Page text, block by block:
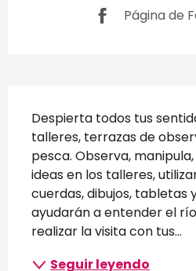
Página de
Descripción
Despierta todos tus
talleres, terrazas de
pesca. Observa,
ideas en los talleres,
cuerdas, dibujos, tabletas
ayudarán a entender el
realizar la visita con tus...
Seguir leyendo